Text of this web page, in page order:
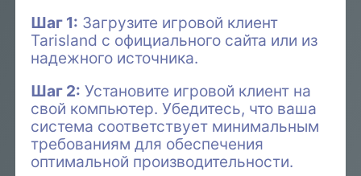
Шаг 1: Загрузите игровой клиент
Tarisland с официального сайта или из
надежного источника.
Шаг 2: Установите игровой клиент на
свой компьютер. Убедитесь, что ваша
система соответствует минимальным
требованиям для обеспечения
оптимальной производительности.